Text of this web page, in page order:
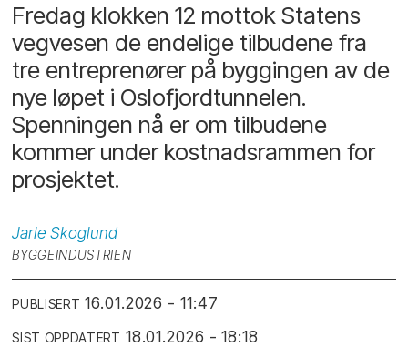
Fredag klokken 12 mottok Statens
vegvesen de endelige tilbudene fra
tre entreprenører på byggingen av de
nye løpet i Oslofjordtunnelen.
Spenningen nå er om tilbudene
kommer under kostnadsrammen for
prosjektet.
Jarle Skoglund
BYGGEINDUSTRIEN
PUBLISERT 16.01.2026 - 11:47
SIST OPPDATERT 18.01.2026 - 18:18